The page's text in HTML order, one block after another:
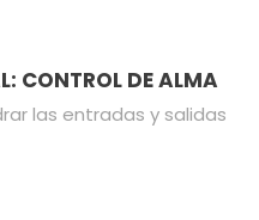
CONTROL DE ALMA
las entradas y salidas